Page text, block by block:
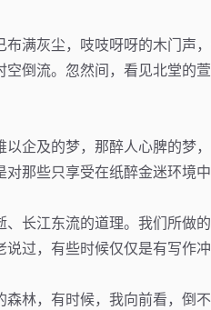
满灰尘，吱吱呀呀的木门声
倒流。忽然间，看见北堂的
企及的梦，那醉人心脾的梦
那些只享受在纸醉金迷环境
长江东流的道理。我们所做的
过，有些时候仅仅是有写作
林，有时候，我向前看，倒